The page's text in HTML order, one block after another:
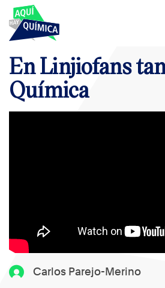
Carlos Parejo-Merino
En Linjiofans
Química